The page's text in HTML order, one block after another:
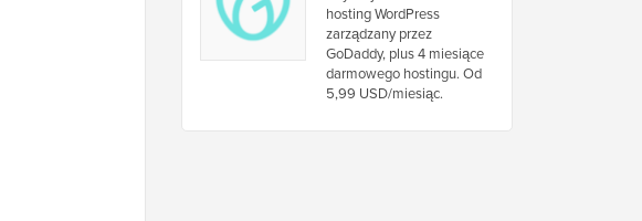
hosting WordPress
zarządzany przez
GoDaddy, plus 4 miesiące
darmowego hostingu. Od
5,99 USD/miesiąc.